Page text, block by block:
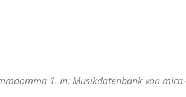
1. In: Musikdatenbank von